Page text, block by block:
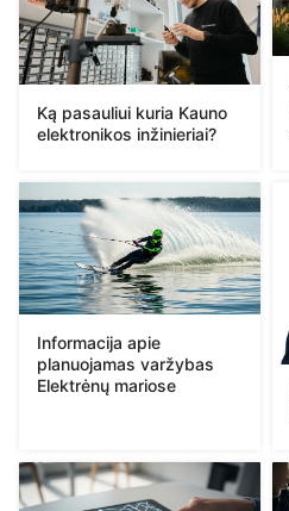
Ką pasauliui kuria Kauno
elektronikos inžinieriai?
Informacija apie
planuojamas varžybas
Elektrėnų mariose